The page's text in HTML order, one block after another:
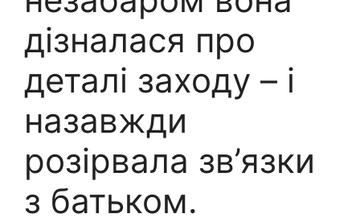
дізналася про
деталі заходу – і
назавжди
розірвала зв’язки
з батьком.